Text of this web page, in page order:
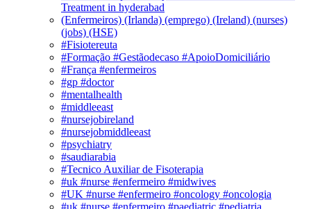
Treatment in hyderabad
(Enfermeiros) (Irlanda) (emprego) (Ireland) (nurses)
(jobs) (HSE)
#Fisiotereuta
#Formação #Gestãodecaso #ApoioDomiciliário
#França #enfermeiros
#gp #doctor
#mentalhealth
#middleeast
#nursejobireland
#nursejobmiddleeast
#psychiatry
#saudiarabia
#Tecnico Auxiliar de Fisoterapia
#uk #nurse #enfermeiro #midwives
#UK #nurse #enfermeiro #oncology #oncologia
#uk #nurse #enfermeiro #paediatric #pediatria